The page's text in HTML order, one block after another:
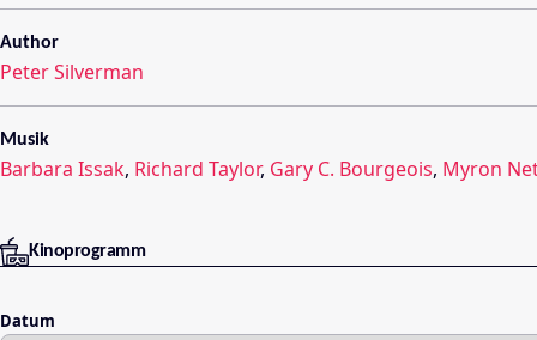
Author
Peter Silverman
Musik
Barbara Issak, Richard Taylor, Gary C. Bourgeois, Myron
Kinoprogramm
Datum